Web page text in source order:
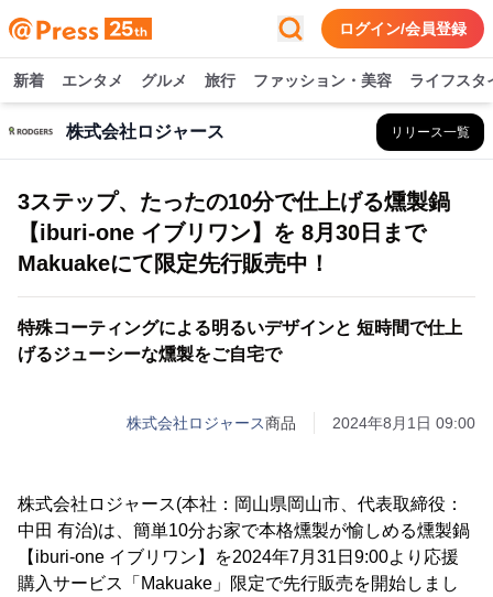
ログイン/会員登録
新着 エンタメ グルメ 旅行 ファッション・美容 ライフスタ
株式会社ロジャース リリース一覧
3ステップ、たったの10分で仕上げる燻製鍋
【iburi-one イブリワン】を 8月30日まで
Makuakeにて限定先行販売中！
特殊コーティングによる明るいデザインと 短時間で仕上
げるジューシーな燻製をご自宅で
株式会社ロジャース商品 2024年8月1日 09:00
株式会社ロジャース(本社：岡山県岡山市、代表取締役：
中田 有治)は、簡単10分お家で本格燻製が愉しめる燻製鍋
【iburi-one イブリワン】を2024年7月31日9:00より応援
購入サービス「Makuake」限定で先行販売を開始しまし